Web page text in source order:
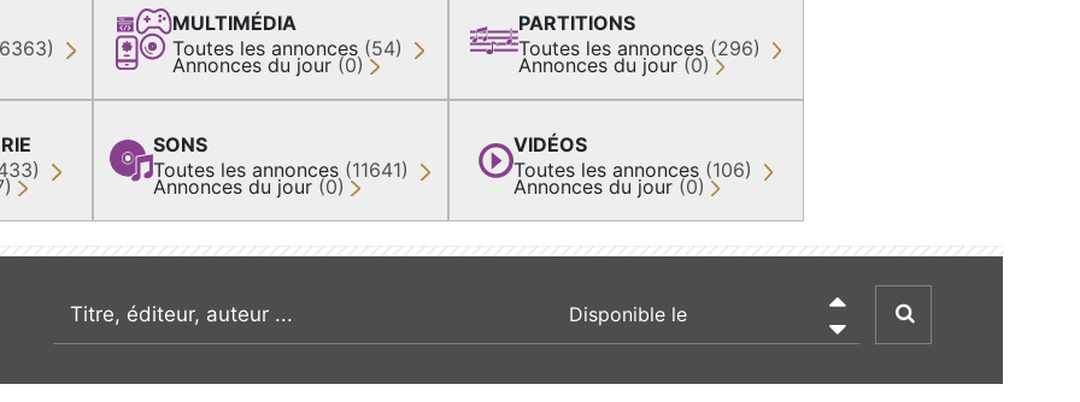
MULTIMÉDIA
Toutes les annonces (54)
Annonces du jour (0)
SONS
Toutes les annonces (11641)
Annonces du jour (0)
PARTITIONS
Toutes les annonces (296)
Annonces du jour (0)
VIDÉOS
Toutes les annonces (106)
Annonces du jour (0)
recherche par mot clé
